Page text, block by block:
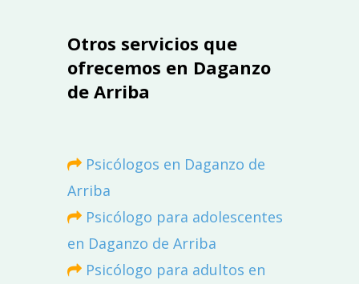
Otros servicios que
ofrecemos en Daganzo
de Arriba
Psicólogos en Daganzo de
Arriba
Psicólogo para adolescentes
en Daganzo de Arriba
Psicólogo para adultos en